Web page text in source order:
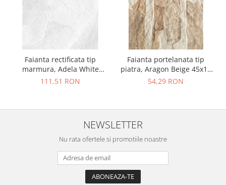
Faianta rectificata tip
marmura, Adela White
30x90, alb, finisaj lucios
111,51 RON
Faianta portelanata tip
piatra, Aragon Beige 45x15
cm, bej, finisaj mat
54,29 RON
NEWSLETTER
Nu rata ofertele si promotiile noastre